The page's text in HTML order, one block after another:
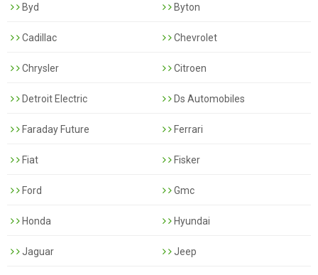
Byd Byton
Cadillac Chevrolet
Chrysler Citroen
Detroit Electric Ds Automobiles
Faraday Future Ferrari
Fiat Fisker
Ford Gmc
Honda Hyundai
Jaguar Jeep